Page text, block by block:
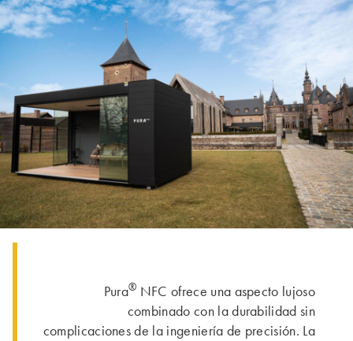
Pura® NFC ofrece una aspecto lujoso
combinado con la durabilidad sin
complicaciones de la ingeniería de precisión. La